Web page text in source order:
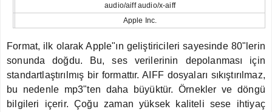
audio/aiff audio/x-aiff
Apple Inc.
Format, ilk olarak Apple"ın geliştiricileri sayesinde 80"lerin
sonunda doğdu. Bu, ses verilerinin depolanması için
standartlaştırılmış bir formattır. AIFF dosyaları sıkıştırılmaz,
bu nedenle mp3"ten daha büyüktür. Örnekler ve döngü
bilgileri içerir. Çoğu zaman yüksek kaliteli sese ihtiyaç